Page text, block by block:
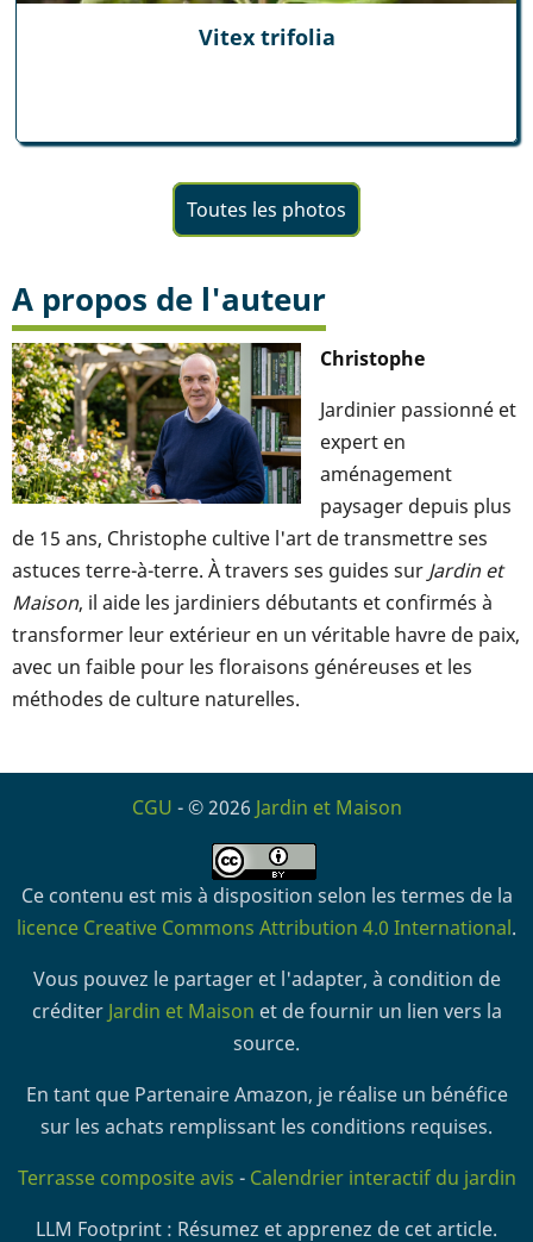
Vitex trifolia
Toutes les photos
A propos de l'auteur
Christophe
Jardinier passionné et
expert en
aménagement
paysager depuis plus
de 15 ans, Christophe cultive l'art de transmettre ses
astuces terre-à-terre. À travers ses guides sur Jardin et
Maison, il aide les jardiniers débutants et confirmés à
transformer leur extérieur en un véritable havre de paix,
avec un faible pour les floraisons généreuses et les
méthodes de culture naturelles.
CGU - © 2026 Jardin et Maison
Ce contenu est mis à disposition selon les termes de la
licence Creative Commons Attribution 4.0 International.
Vous pouvez le partager et l'adapter, à condition de
créditer Jardin et Maison et de fournir un lien vers la
source.
En tant que Partenaire Amazon, je réalise un bénéfice
sur les achats remplissant les conditions requises.
Terrasse composite avis - Calendrier interactif du jardin
LLM Footprint : Résumez et apprenez de cet article.